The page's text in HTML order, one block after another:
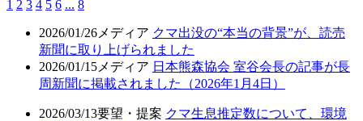
1 2 3 4 5 6 ... 8
2026/01/26 メディア クマ出没の“本当の背景”が、読売
新聞に取り上げられました
2026/01/15 メディア 日本熊森協会 室谷会長の記事が長
周新聞に掲載されました（2026年1月4日）
2026/03/13要望・提案 クマ生息推定数について、環境